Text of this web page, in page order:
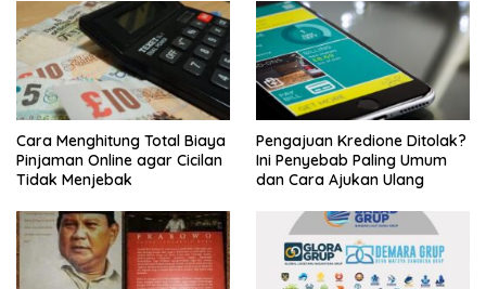
Cara Menghitung Total Biaya
Pinjaman Online agar Cicilan
Tidak Menjebak
Pengajuan Kredione Ditolak?
Ini Penyebab Paling Umum
dan Cara Ajukan Ulang